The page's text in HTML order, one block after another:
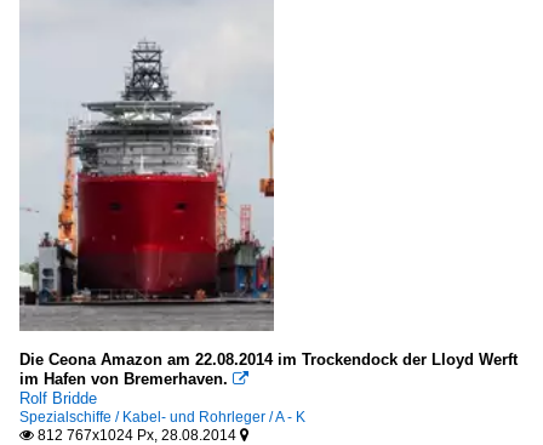
Die Ceona Amazon am 22.08.2014 im Trockendock der Lloyd Werft
im Hafen von Bremerhaven. 
Rolf Bridde
Spezialschiffe / Kabel- und Rohrleger / A - K
 812 767x1024 Px, 28.08.2014 